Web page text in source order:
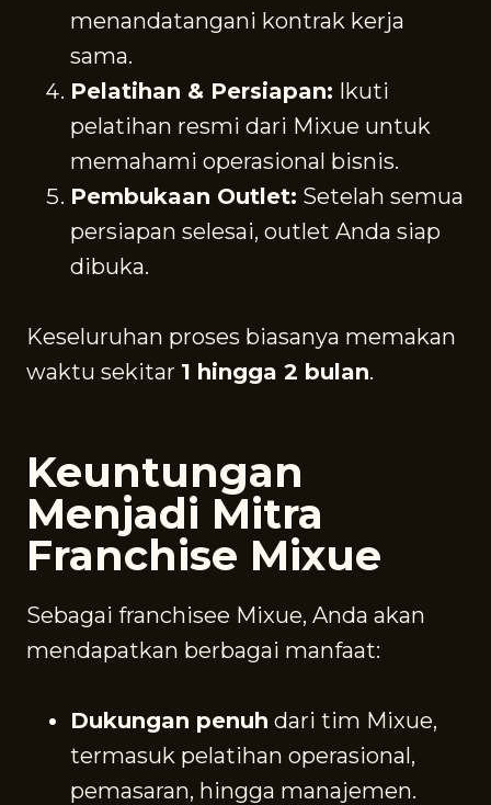
menandatangani kontrak kerja
sama.
Pelatihan & Persiapan: Ikuti
pelatihan resmi dari Mixue untuk
memahami operasional bisnis.
Pembukaan Outlet: Setelah semua
persiapan selesai, outlet Anda siap
dibuka.
Keseluruhan proses biasanya memakan
waktu sekitar 1 hingga 2 bulan.
Keuntungan
Menjadi Mitra
Franchise Mixue
Sebagai franchisee Mixue, Anda akan
mendapatkan berbagai manfaat:
Dukungan penuh dari tim Mixue,
termasuk pelatihan operasional,
pemasaran, hingga manajemen.